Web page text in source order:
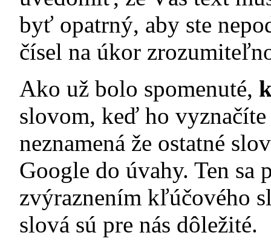
byť opatrný, aby ste
čísel na úkor
Ako už bolo spomenuté,
slovom, keď ho
neznamená že ostatné
Google do úvahy. Ten sa
zvýraznením kľúčového
slová sú pre nás dôležité.